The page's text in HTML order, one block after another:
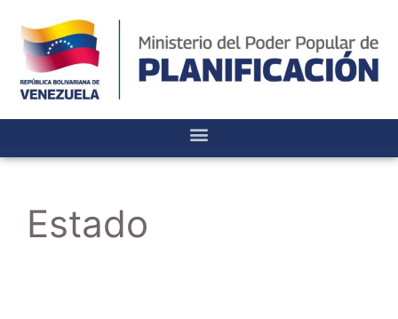
Estado